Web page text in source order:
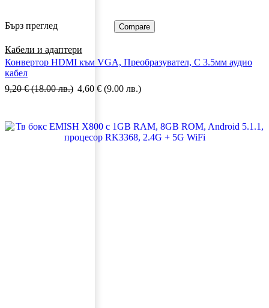
Бърз преглед Compare
Кабели и адаптери
Конвертор HDMI към VGA, Преобразувател, С 3.5мм аудио
кабел
9,20€ (18.00 лв.) 4,60 € (9.00 лв.)